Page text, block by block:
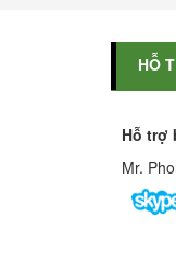
HỖ
Hỗ trợ
Mr.